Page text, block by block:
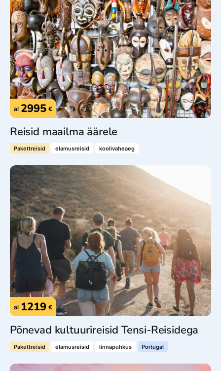
al 2995 €
Reisid maailma äärele
Pakettreisid elamusreisid koolivaheaeg
al 1219 €
Põnevad kultuurireisid Tensi-Reisidega
Pakettreisid elamusreisid linnapuhkus Portugal